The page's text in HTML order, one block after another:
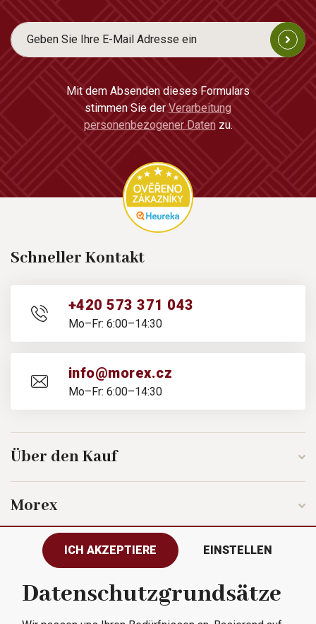
Mit dem Absenden dieses Formulars
stimmen Sie der Verarbeitung
personenbezogener Daten zu.
Schneller Kontakt
+420 573 371 043
Mo–Fr: 6:00–14:30
info@morex.cz
Mo–Fr: 6:00–14:30
Über den Kauf
Morex
Folgen Sie uns
ICH AKZEPTIERE EINSTELLEN
Datenschutzgrundsätze